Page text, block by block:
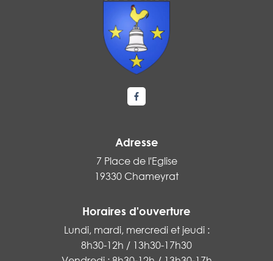
Lien vers le compte Facebook
Adresse
7 Place de l'Eglise
19330 Chameyrat
Horaires d'ouverture
Lundi, mardi, mercredi et jeudi :
8h30-12h / 13h30-17h30